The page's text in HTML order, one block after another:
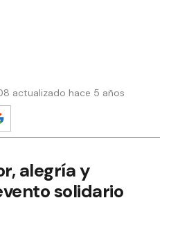
actualizado hace 5 años
alegría y
solidario